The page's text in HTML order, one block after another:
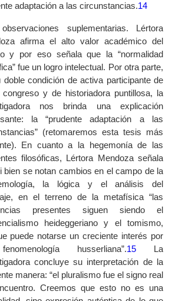
adaptación a las circunstancias.14
suplementarias. Lértora
afirma el alto valor académico del
y por eso señala que la “normalidad
fue un logro intelectual. Por otra parte,
doble condición de activa participante de
congreso y de historiadora puntillosa, la
nos brinda una explicación
la “prudente adaptación a las
(retomaremos esta tesis más
En cuanto a la hegemonía de las
filosóficas, Lértora Mendoza señala
bien se notan cambios en el campo de la
la lógica y el análisis del
en el terreno de la metafísica “las
presentes siguen siendo el
heideggeriano y el tomismo,
puede notarse un creciente interés por
husserliana”.15La
concluye su interpretación de la
manera: “el pluralismo fue el signo real
Creemos que esto no es una